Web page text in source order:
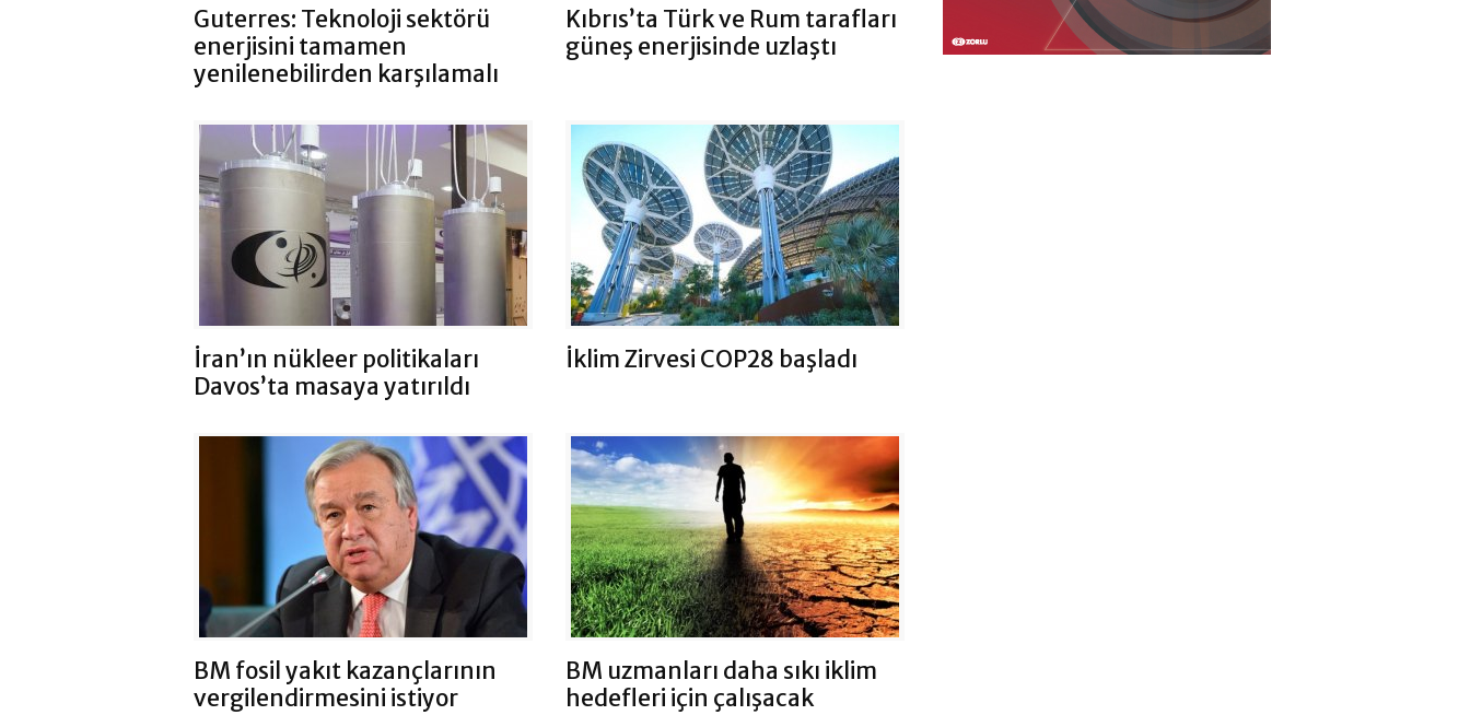
Guterres: Teknoloji sektörü
enerjisini tamamen
yenilenebilirden karşılamalı
Kıbrıs’ta Türk ve Rum tarafları
güneş enerjisinde uzlaştı
İran’ın nükleer politikaları
Davos’ta masaya yatırıldı
İklim Zirvesi COP28 başladı
BM fosil yakıt kazançlarının
vergilendirmesini istiyor
BM uzmanları daha sıkı iklim
hedefleri için çalışacak